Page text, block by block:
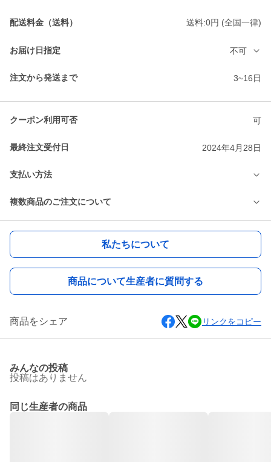
配送料金（送料） 送料:0円 (全国一律)
お届け日指定 不可
注文から発送まで 3~16日
クーポン利用可否 可
最終注文受付日 2024年4月28日
支払い方法
複数商品のご注文について
私たちについて
商品について生産者に質問する
商品をシェア リンクをコピー
みんなの投稿
投稿はありません
同じ生産者の商品